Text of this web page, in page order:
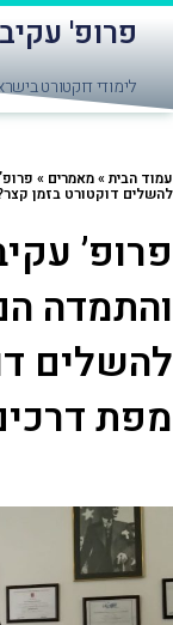
פרופ'
לימודי דוקטורט
הבית» מאמרים» פרופ’
דוקטורט בזמן